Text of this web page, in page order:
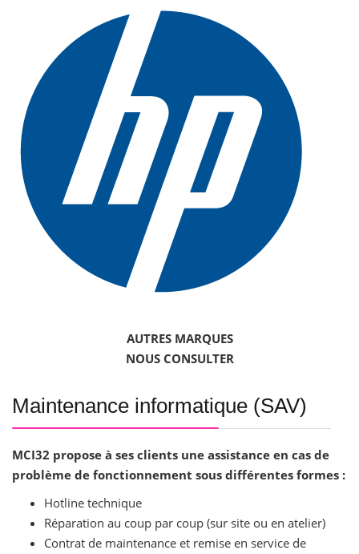
AUTRES MARQUES
NOUS CONSULTER
Maintenance informatique (SAV)
MCI32 propose à ses clients une assistance en cas de
problème de fonctionnement sous différentes formes :
Hotline technique
Réparation au coup par coup (sur site ou en atelier)
Contrat de maintenance et remise en service de